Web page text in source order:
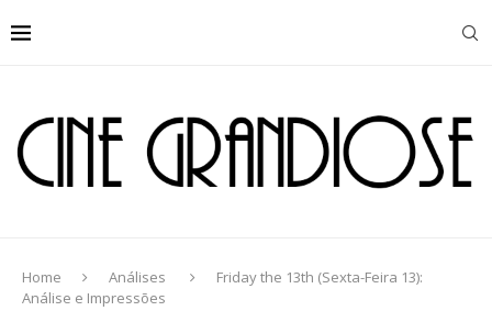
Home Análises
Friday the 13th (Sexta-Feira 13):
Análise e Impressões